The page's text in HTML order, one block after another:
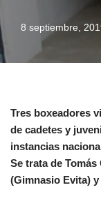
8 septiembre,
Tres boxeadores
de cadetes y
instancias
Se trata de
(Gimnasio Evita)